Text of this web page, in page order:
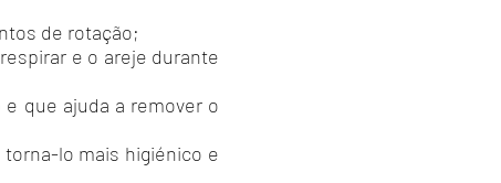
de rotação;
e o areje durante
que ajuda a remover o
lo mais higiénico e